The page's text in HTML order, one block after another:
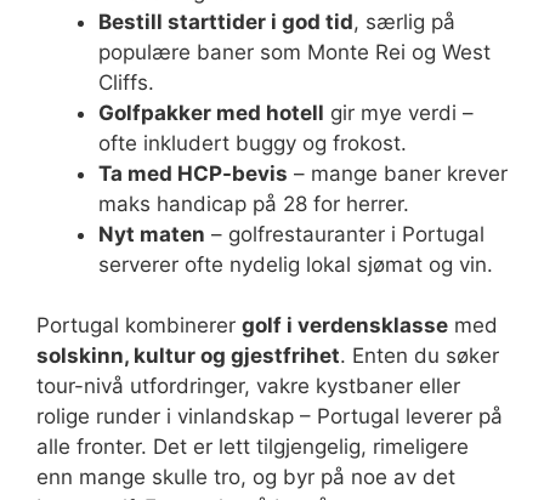
Bestill starttider i god tid, særlig på
populære baner som Monte Rei og West
Cliffs.
Golfpakker med hotell gir mye verdi –
ofte inkludert buggy og frokost.
Ta med HCP-bevis – mange baner krever
maks handicap på 28 for herrer.
Nyt maten – golfrestauranter i Portugal
serverer ofte nydelig lokal sjømat og vin.
Portugal kombinerer golf i verdensklasse med
solskinn, kultur og gjestfrihet. Enten du søker
tour-nivå utfordringer, vakre kystbaner eller
rolige runder i vinlandskap – Portugal leverer på
alle fronter. Det er lett tilgjengelig, rimeligere
enn mange skulle tro, og byr på noe av det